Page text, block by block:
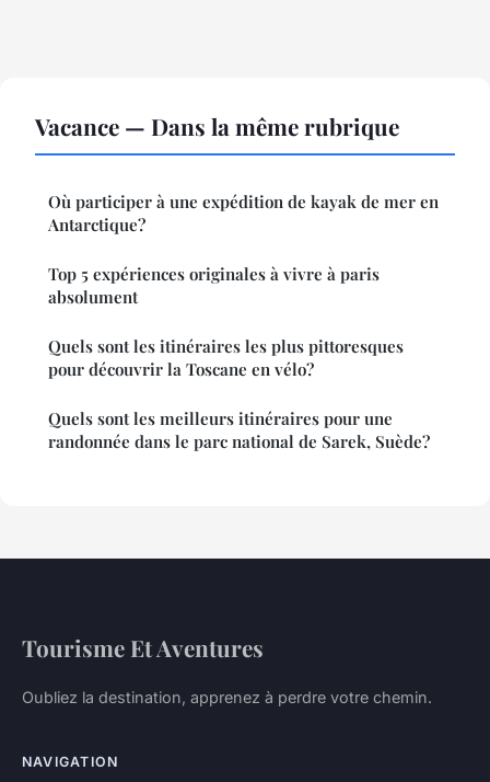
Vacance — Dans la même rubrique
Où participer à une expédition de kayak de mer en
Antarctique?
Top 5 expériences originales à vivre à paris
absolument
Quels sont les itinéraires les plus pittoresques
pour découvrir la Toscane en vélo?
Quels sont les meilleurs itinéraires pour une
randonnée dans le parc national de Sarek, Suède?
Tourisme Et Aventures
Oubliez la destination, apprenez à perdre votre chemin.
NAVIGATION